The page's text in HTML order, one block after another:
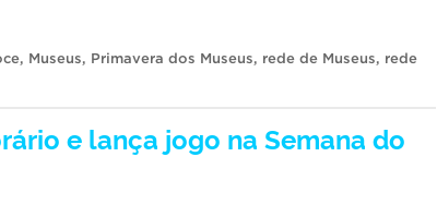
, Museus, Primavera dos Museus, rede de Museus, rede
e lança jogo na Semana do